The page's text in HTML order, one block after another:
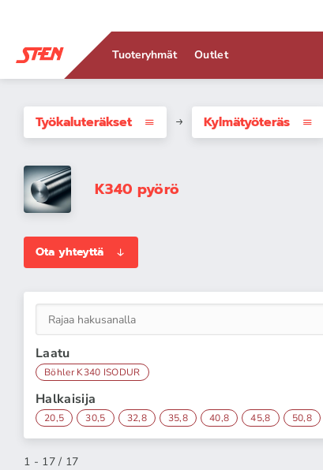
Tuoteryhmät Outlet
Työkaluteräkset Kylmätyöteräs
K340 pyörö
Ota yhteyttä
Laatu
Böhler K340 ISODUR
Halkaisija
20,5 30,5 32,8 35,8 40,8 45,8 50,8
1 - 17 / 17